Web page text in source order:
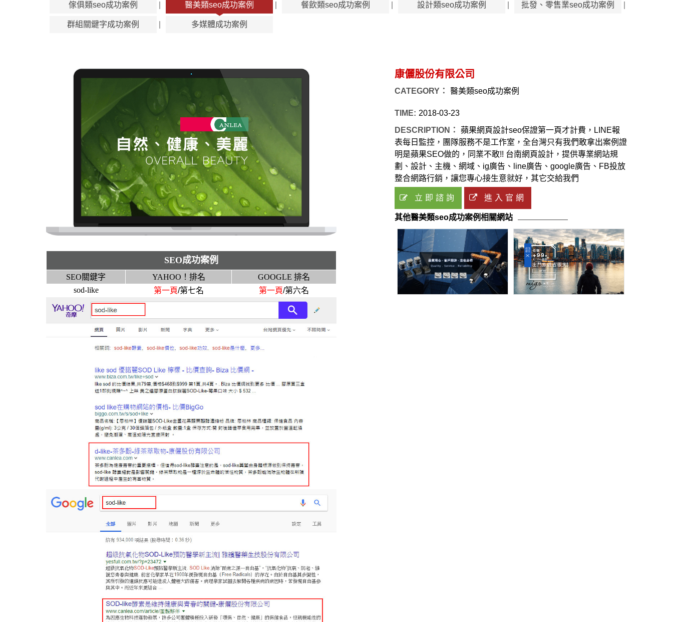
傢俱類seo成功案例 醫美類seo成功案例 餐飲類seo成功案例 設計類seo成功案例 批發、零售業seo成功案例
群組關鍵字成功案例 多媒體成功案例
SEO成功案例
SEO關鍵字 YAHOO！排名
GOOGLE 排名
sod-like
第一頁/第七名 第一頁/第六名
康儷股份有限公司
CATEGORY： 醫美類seo成功案例
TIME: 2018-03-23
DESCRIPTION：
蘋果網頁設計seo保證第一頁才計費，LINE報
表每日監控，團隊服務不是工作室，全台灣只有我們敢拿出案例證
明是蘋果SEO做的，同業不敢!! 台南網頁設計，提供專業網站規
劃、設計、主機、網域、ig廣告、line廣告、google廣告、FB投放
整合網路行銷，讓您專心接生意就好，其它交給我們
立即諮詢 進入官網
其他醫美類seo成功案例相關網站
志得橡膠股份有限公司
工業類seo成功案例
Enjoy發現幸福-逢甲Enjoy
民宿類seo成功案例